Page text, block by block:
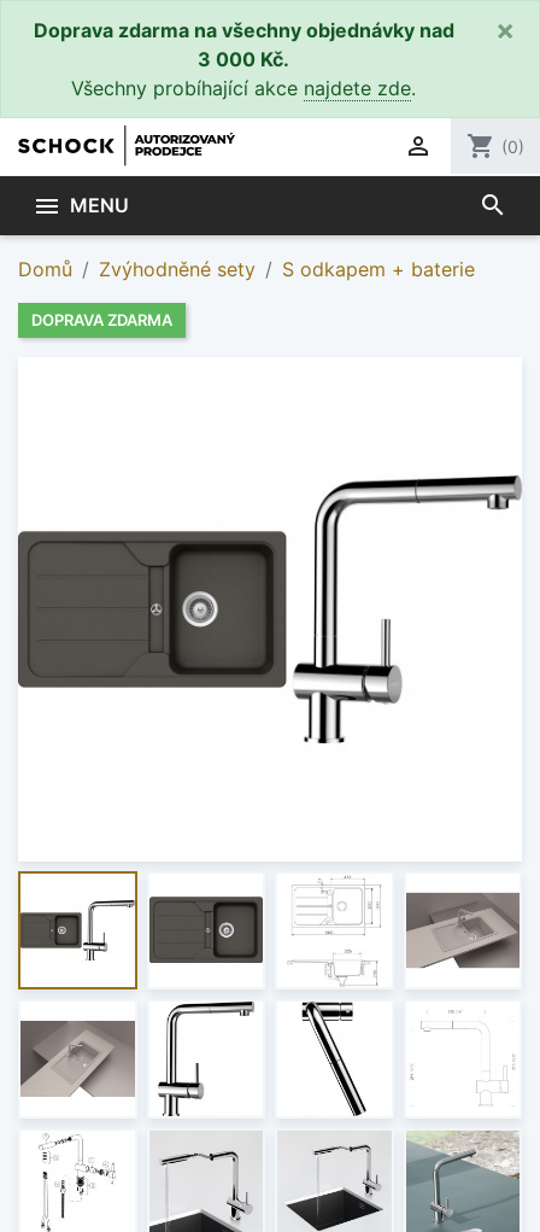
Doprava zdarma na všechny objednávky nad
3 000 Kč.
Všechny probíhající akce najdete zde.
×
 shopping_cart (0)
 MENU search
Domů Zvýhodněné sety S odkapem + baterie
DOPRAVA ZDARMA